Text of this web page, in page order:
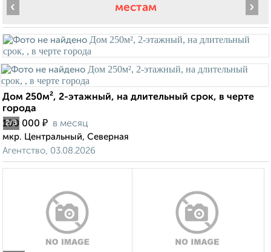
местам
2/3
‹ ›
Дом 250м², 2-этажный, на длительный срок, в черте
города
100 000 ₽ в месяц
мкр. Центральный, Северная
Агентство, 03.08.2026